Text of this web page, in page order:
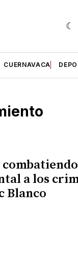
CUERNAVACA
a los
Blanco